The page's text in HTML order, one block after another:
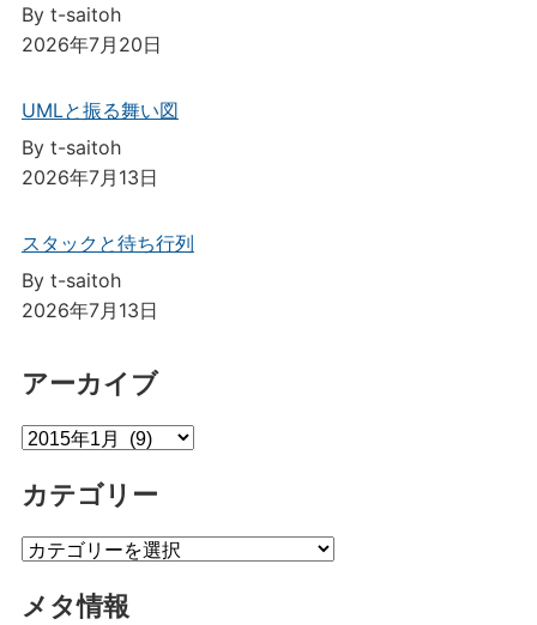
By t-saitoh
2026年7月20日
UMLと振る舞い図
By t-saitoh
2026年7月13日
スタックと待ち行列
By t-saitoh
2026年7月13日
アーカイブ
ア
カ
ブ
カテゴリー
カ
ゴ
メタ情報